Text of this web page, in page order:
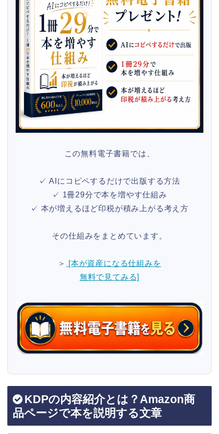
この無料電子書籍では、
✓ AIにコピペするだけで出版する方法
✓ 1冊29分で本を増やす仕組み
✓ 本が増えるほど印税が積み上がる考え方
その仕組みをまとめています。
＞
[本が資産になる仕組みを
無料で見てみる]
KDPの内容紹介とは？Amazon商
品ページで本を説明する文章